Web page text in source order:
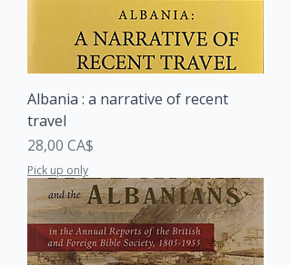
Albania : a narrative of recent
travel
Price
28,00 CA$
Pick up only